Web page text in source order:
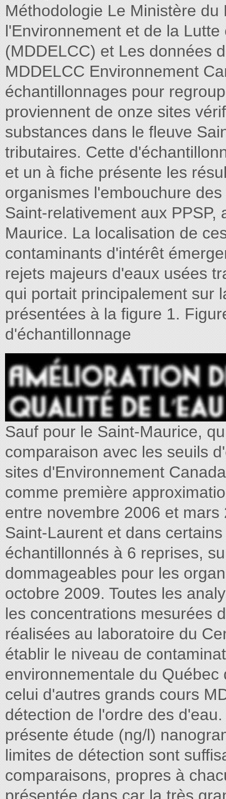
Méthodologie Le Ministère
l'Environnement et de la
(MDDELCC) et Les données
MDDELCC Environnement
échantillonnages pour
proviennent de onze sites
substances dans le fleuve
tributaires. Cette
et un à fiche présente les
organismes l'embouchure
Saint-relativement aux
Maurice. La localisation de
contaminants d'intérêt
rejets majeurs d'eaux usées
qui portait principalement sur
présentées à la figure 1.
d'échantillonnage
Sauf pour le Saint-Maurice,
comparaison avec les seuils
sites d'Environnement
comme première
entre novembre 2006 et
Saint-Laurent et dans
échantillonnés à 6 reprises,
dommageables pour les
octobre 2009. Toutes les
les concentrations mesurées
réalisées au laboratoire du
établir le niveau de
environnementale du
celui d'autres grands cours
détection de l'ordre des
présente étude (ng/l)
limites de détection sont
comparaisons, propres à